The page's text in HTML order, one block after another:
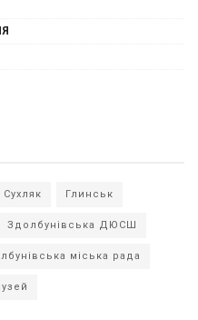
Глинськ
Здолбунівська ДЮСШ
міська рада